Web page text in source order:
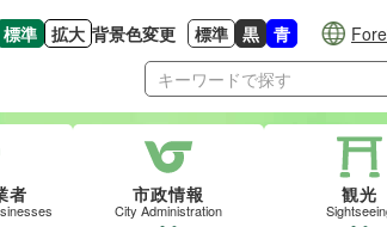
標準
文字の大きさをもとの大きさに戻す
拡大
文字を大きくする
背景色変更 標準
背景色の変更：白
黒
背景色の変更：黒
青
背景色の変更
者 市政情報
City Administration
観光